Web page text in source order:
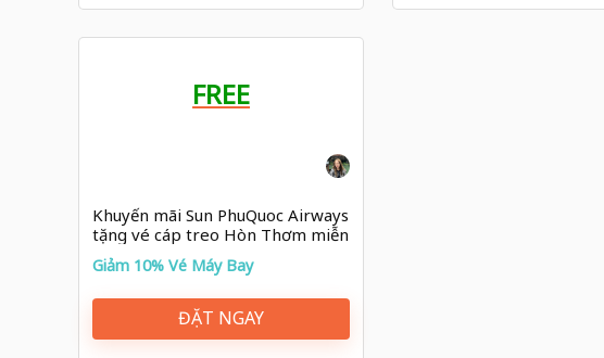
FREE
Khuyến mãi Sun PhuQuoc Airways
tặng vé cáp treo Hòn Thơm miễn
phí khi bay quốc tế đến Phú Quốc
Giảm 10% Vé Máy Bay
ĐẶT NGAY